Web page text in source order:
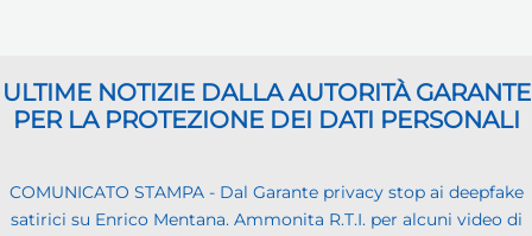
ULTIME NOTIZIE DALLA AUTORITÀ GARANTE
PER LA PROTEZIONE DEI DATI PERSONALI
COMUNICATO STAMPA - Dal Garante privacy stop ai deepfake
satirici su Enrico Mentana. Ammonita R.T.I. per alcuni video di